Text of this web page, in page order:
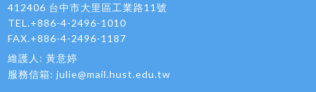
412406 台中市大里區工業路11號
TEL.+886-4-2496-1010
FAX.+886-4-2496-1187
維護人: 黃意婷
服務信箱:julie@mail.hust.edu.tw